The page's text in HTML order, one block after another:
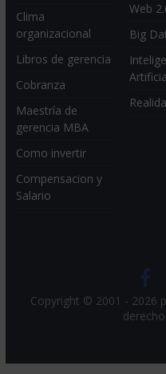
Clima
organizacional
Libros de gerencia
Cobranza
Maestría de
gerencia MBA
Como invertir
Compensacion y
Salario
Web
Big
Copyright © 2001 - 2026